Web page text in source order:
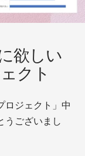
欲しい
クト
ロジェクト」中
うございまし